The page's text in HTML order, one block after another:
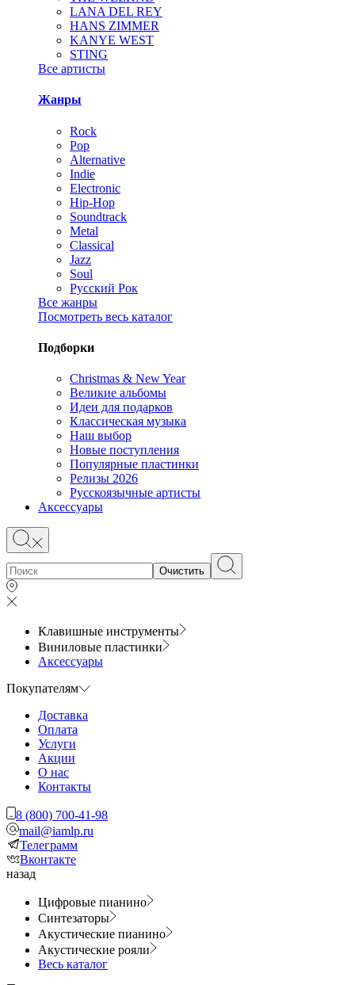
LANA DEL REY
HANS ZIMMER
KANYE WEST
STING
Все артисты
Жанры
Rock
Pop
Alternative
Indie
Electronic
Hip-Hop
Soundtrack
Metal
Classical
Jazz
Soul
Русский Рок
Все жанры
Посмотреть весь каталог
Подборки
Christmas & New Year
Великие альбомы
Идеи для подарков
Классическая музыка
Наш выбор
Новые поступления
Популярные пластинки
Релизы 2026
Русскоязычные артисты
Аксессуары
Очистить
Клавишные инструменты
Виниловые пластинки
Аксессуары
Покупателям
Доставка
Оплата
Услуги
Акции
О нас
Контакты
8 (800) 700-41-98
mail@iamlp.ru
Телеграмм
Вконтакте
назад
Цифровые пианино
Синтезаторы
Акустические пианино
Акустические рояли
Весь каталог